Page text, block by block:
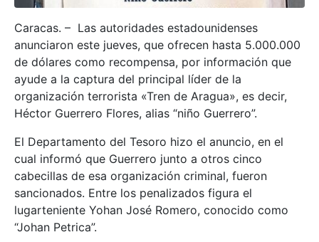
Caracas. – Las autoridades estadounidenses
anunciaron este jueves, que ofrecen hasta 5.000.000
de dólares como recompensa, por información que
ayude a la captura del principal líder de la
organización terrorista «Tren de Aragua», es decir,
Héctor Guerrero Flores, alias “niño Guerrero”.
El Departamento del Tesoro hizo el anuncio, en el
cual informó que Guerrero junto a otros cinco
cabecillas de esa organización criminal, fueron
sancionados. Entre los penalizados figura el
lugarteniente Yohan José Romero, conocido como
“Johan Petrica”.